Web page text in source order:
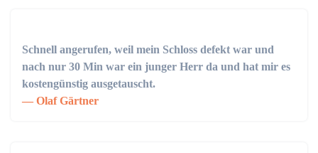
Schnell angerufen, weil mein Schloss defekt war und
nach nur 30 Min war ein junger Herr da und hat mir es
kostengünstig ausgetauscht.
Olaf Gärtner